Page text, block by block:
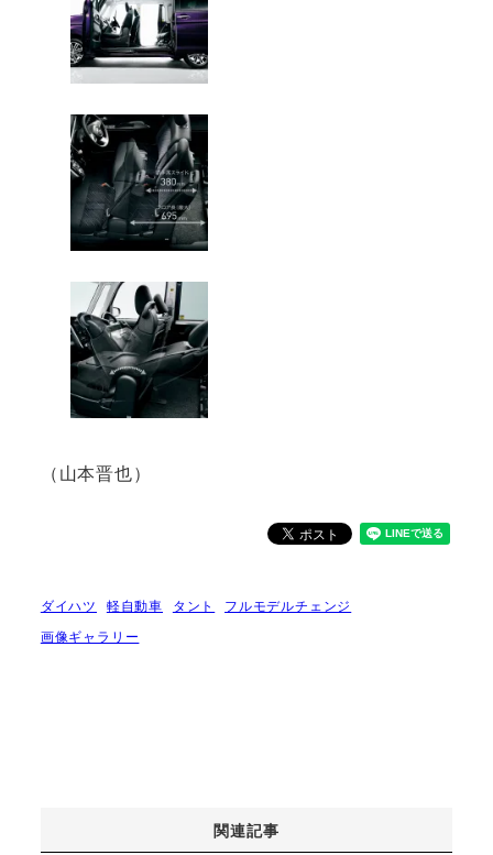
（山本晋也）
ダイハツ 軽自動車 タント
フルモデルチェンジ
画像ギャラリー
関連記事